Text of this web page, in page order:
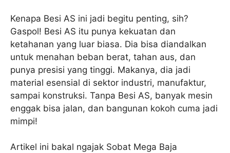
Kenapa Besi AS ini jadi begitu penting, sih?
Gaspol! Besi AS itu punya kekuatan dan
ketahanan yang luar biasa. Dia bisa diandalkan
untuk menahan beban berat, tahan aus, dan
punya presisi yang tinggi. Makanya, dia jadi
material esensial di sektor industri, manufaktur,
sampai konstruksi. Tanpa Besi AS, banyak mesin
enggak bisa jalan, dan bangunan kokoh cuma jadi
mimpi!
Artikel ini bakal ngajak Sobat Mega Baja